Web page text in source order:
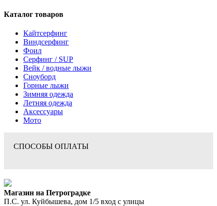
Каталог товаров
Кайтсерфинг
Виндсерфинг
Фоил
Серфинг / SUP
Вейк / водные лыжи
Сноуборд
Горные лыжи
Зимняя одежда
Летняя одежда
Аксессуары
Мото
СПОСОБЫ ОПЛАТЫ
Магазин на Петроградке
П.С. ул. Куйбышева, дом 1/5 вход с улицы